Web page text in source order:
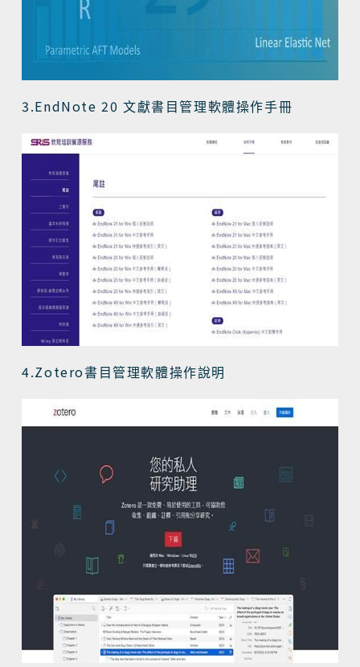
3.EndNote 20文獻書目管理軟體操作手冊
4.Zotero書目管理軟體操作說明